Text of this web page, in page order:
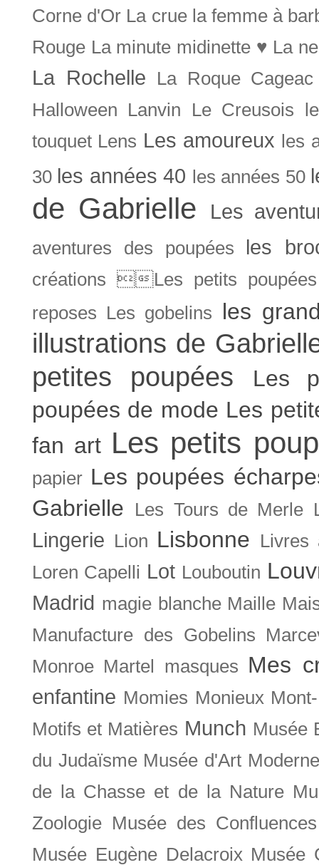
Corne d'Or La crue la femme à
Rouge La minute midinette ♥ La
La Rochelle
La Roque Cageac
Halloween
Lanvin Le Creusois
touquet Lens Les amoureux les
30 les années 40 les années 50
de Gabrielle Les
aventures des poupées les
créations Les petits
reposes Les gobelins les
illustrations de
petites poupées
Les
poupées de mode Les
fan art Les petits
papier Les poupées
Gabrielle
Les Tours de Merle
Lingerie Lion Lisbonne
Livres
Loren Capelli Lot Louboutin
Madrid magie blanche Maille
Manufacture des Gobelins
Monroe Martel masques Mes
enfantine Momies Monieux
Motifs et Matières Munch Musée
du Judaïsme Musée d'Art
de la Chasse et de la Nature
Zoologie Musée des Confluences
Musée Eugène Delacroix Musée